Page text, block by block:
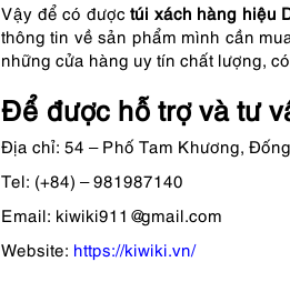
Vậy để có đượctúi xách hàng hiệu
thông tin về sản phẩm mình cần
những cửa hàng uy tín chất lượng,
Để được hỗ trợ và tư
Địa chỉ: 54 – Phố Tam Khương,
Tel: (+84) – 981987140
Email: kiwiki911@gmail.com
Website: https://kiwiki.vn/